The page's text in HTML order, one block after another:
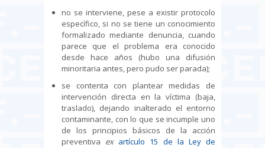
no se interviene, pese a existir protocolo
específico, si no se tiene un conocimiento
formalizado mediante denuncia, cuando
parece que el problema era conocido
desde hace años (hubo una difusión
minoritaria antes, pero pudo ser parada);
se contenta con plantear medidas de
intervención directa en la víctima (baja,
traslado), dejando inalterado el entorno
contaminante, con lo que se incumple uno
de los principios básicos de la acción
preventiva ex artículo 15 de la Ley de